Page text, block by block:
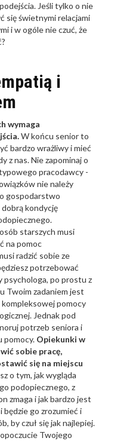
Jeśli tylko o nie
się świetnymi relacjami
i w ogóle nie czuć, że
i
wymaga
W końcu senior to
bardzo wrażliwy i mieć
z nas. Nie zapominaj o
pracodawcy -
nie należy
gospodarstwo
kondycję
starszych musi
na pomoc
radzić sobie ze
potrzebować
psychologa, po prostu z
Twoim zadaniem jest
kompleksowej pomocy
Jednak pod
potrzeb seniora i
pomocy. Opiekunki w
sobie pracę,
się na miejscu
o tym, jak wygląda
podopiecznego, z
zmaga i jak bardzo jest
będzie go zrozumieć i
by czuł się jak najlepiej.
Twojego